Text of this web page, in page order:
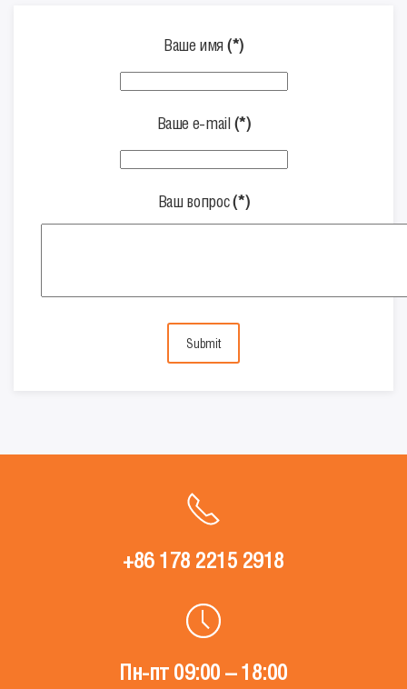
Ваше имя (*)
Ваше e-mail (*)
Ваш вопрос(*)
Submit
+86 178 2215 2918
Пн-пт 09:00 – 18:00